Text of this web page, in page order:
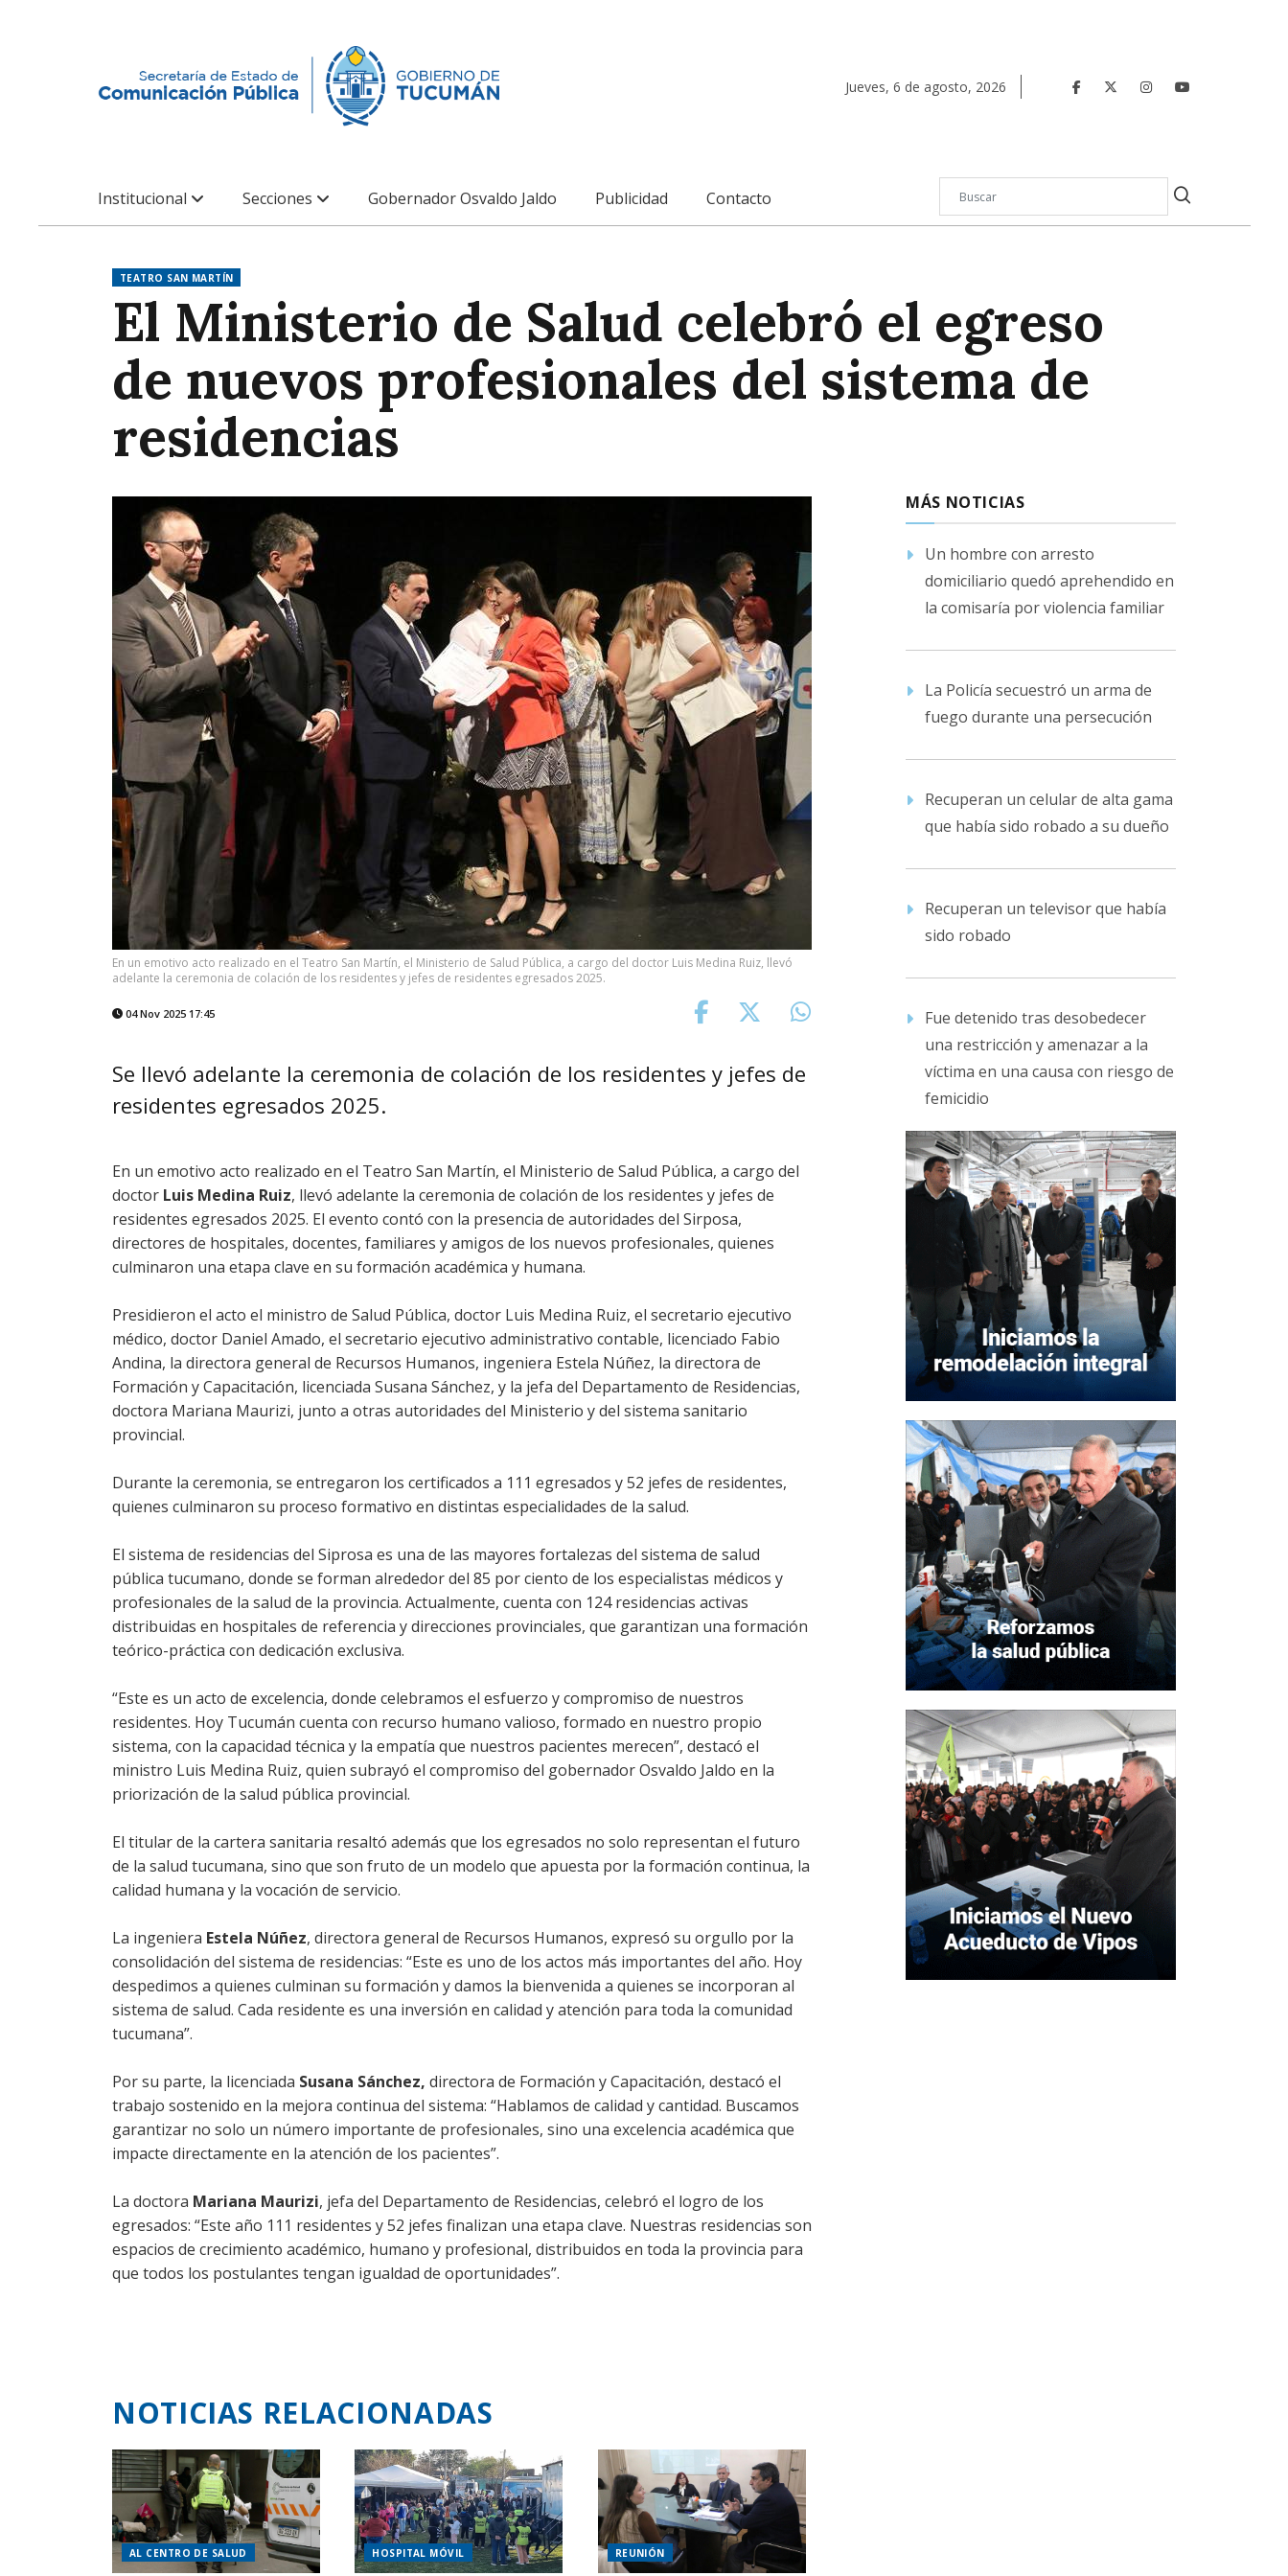
Jueves, 6 de agosto, 2026
Institucional Secciones Gobernador Osvaldo Jaldo Publicidad Contacto
TEATRO SAN MARTÍN
El Ministerio de Salud celebró el egreso
de nuevos profesionales del sistema de
residencias
En un emotivo acto realizado en el Teatro San Martín, el Ministerio de Salud Pública, a cargo del doctor Luis Medina Ruiz, llevó
adelante la ceremonia de colación de los residentes y jefes de residentes egresados 2025.
04 Nov 2025 17:45
Se llevó adelante la ceremonia de colación de los residentes y jefes de
residentes egresados 2025.
En un emotivo acto realizado en el Teatro San Martín, el Ministerio de Salud Pública, a cargo del
doctor Luis Medina Ruiz, llevó adelante la ceremonia de colación de los residentes y jefes de
residentes egresados 2025. El evento contó con la presencia de autoridades del Sirposa,
directores de hospitales, docentes, familiares y amigos de los nuevos profesionales, quienes
culminaron una etapa clave en su formación académica y humana.
Presidieron el acto el ministro de Salud Pública, doctor Luis Medina Ruiz, el secretario ejecutivo
médico, doctor Daniel Amado, el secretario ejecutivo administrativo contable, licenciado Fabio
Andina, la directora general de Recursos Humanos, ingeniera Estela Núñez, la directora de
Formación y Capacitación, licenciada Susana Sánchez, y la jefa del Departamento de Residencias,
doctora Mariana Maurizi, junto a otras autoridades del Ministerio y del sistema sanitario
provincial.
Durante la ceremonia, se entregaron los certificados a 111 egresados y 52 jefes de residentes,
quienes culminaron su proceso formativo en distintas especialidades de la salud.
El sistema de residencias del Siprosa es una de las mayores fortalezas del sistema de salud
pública tucumano, donde se forman alrededor del 85 por ciento de los especialistas médicos y
profesionales de la salud de la provincia. Actualmente, cuenta con 124 residencias activas
distribuidas en hospitales de referencia y direcciones provinciales, que garantizan una formación
teórico-práctica con dedicación exclusiva.
“Este es un acto de excelencia, donde celebramos el esfuerzo y compromiso de nuestros
residentes. Hoy Tucumán cuenta con recurso humano valioso, formado en nuestro propio
sistema, con la capacidad técnica y la empatía que nuestros pacientes merecen”, destacó el
ministro Luis Medina Ruiz, quien subrayó el compromiso del gobernador Osvaldo Jaldo en la
priorización de la salud pública provincial.
El titular de la cartera sanitaria resaltó además que los egresados no solo representan el futuro
de la salud tucumana, sino que son fruto de un modelo que apuesta por la formación continua, la
calidad humana y la vocación de servicio.
La ingeniera Estela Núñez, directora general de Recursos Humanos, expresó su orgullo por la
consolidación del sistema de residencias: “Este es uno de los actos más importantes del año. Hoy
despedimos a quienes culminan su formación y damos la bienvenida a quienes se incorporan al
sistema de salud. Cada residente es una inversión en calidad y atención para toda la comunidad
tucumana”.
Por su parte, la licenciada Susana Sánchez, directora de Formación y Capacitación, destacó el
trabajo sostenido en la mejora continua del sistema: “Hablamos de calidad y cantidad. Buscamos
garantizar no solo un número importante de profesionales, sino una excelencia académica que
impacte directamente en la atención de los pacientes”.
La doctora Mariana Maurizi, jefa del Departamento de Residencias, celebró el logro de los
egresados: “Este año 111 residentes y 52 jefes finalizan una etapa clave. Nuestras residencias son
espacios de crecimiento académico, humano y profesional, distribuidos en toda la provincia para
que todos los postulantes tengan igualdad de oportunidades”.
NOTICIAS RELACIONADAS
AL CENTRO DE SALUD HOSPITAL MÓVIL REUNIÓN
MÁS NOTICIAS
Un hombre con arresto
domiciliario quedó aprehendido en
la comisaría por violencia familiar
La Policía secuestró un arma de
fuego durante una persecución
Recuperan un celular de alta gama
que había sido robado a su dueño
Recuperan un televisor que había
sido robado
Fue detenido tras desobedecer
una restricción y amenazar a la
víctima en una causa con riesgo de
femicidio